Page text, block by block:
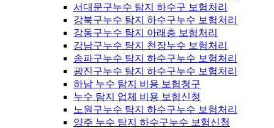
서대문구누수 탐지 하수구 보험처리
강북구누수 탐지 하수구누수 보험처리
강동구누수 탐지 아래층 보험처리
강남구누수 탐지 천장누수 보험처리
송파구누수 탐지 하수구누수 보험처리
광진구누수 탐지 하수구누수 보험처리
하남 누수 탐지 비용 보험청구
누수 탐지 업체 비용 보험신청
노원구누수 탐지 하수구누수 보험처리
양주 누수 탐지 하수구누수 보험신청